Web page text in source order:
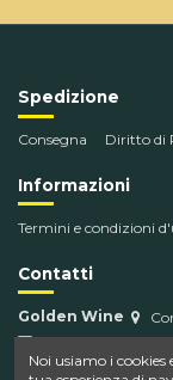
Spedizione
Consegna Diritto di
Informazioni
Termini e condizioni
Contatti
Golden Wine
Noi usiamo i